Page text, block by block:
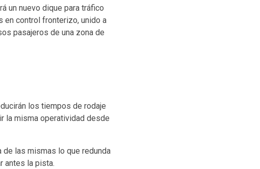
un nuevo dique para tráfico
en control fronterizo, unido a
pasajeros de una zona de
los tiempos de rodaje
la misma operatividad desde
de las mismas lo que redunda
antes la pista.